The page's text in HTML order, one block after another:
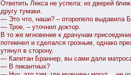
Ответить Лекса не успела: из дверей
другу тумаки.
— Это что, наши? – оторопело выдавила
— Трое, – уточнил доктор.
В то же мгновение к драчунам
потемнел и сделался грозным, однако
утянул в сторону.
— Капитан Браннер, вы сами дали
— В пикантных?